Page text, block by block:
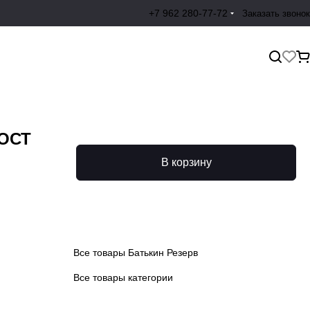
+7 962 280-77-72 Заказать звонок
В корзину
Все товары Батькин Резерв
Все товары категории